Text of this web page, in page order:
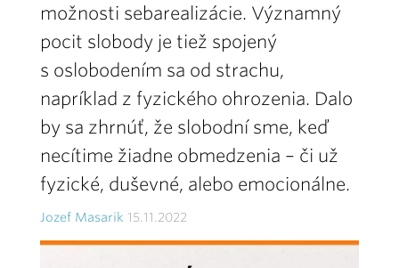
možnosti sebarealizácie. Významný
pocit slobody je tiež spojený
s oslobodením sa od strachu,
napríklad z fyzického ohrozenia. Dalo
by sa zhrnúť, že slobodní sme, keď
necítime žiadne obmedzenia – či už
fyzické, duševné, alebo emocionálne.
Jozef Masarik 15.11.2022